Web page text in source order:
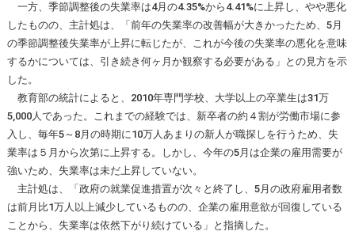
一方、季節調整後の失業率は4月の4.35%から4.41%に上昇し、やや悪化
したものの、主計処は、「前年の失業率の改善幅が大きかったため、5月
の季節調整後失業率が上昇に転じたが、これが今後の失業率の悪化を意味
するかについては、引き続き何ヶ月か観察する必要がある」との見方を示
した。
教育部の統計によると、2010年専門学校、大学以上の卒業生は31万
5,000人であった。これまでの経験では、新卒者の約４割が労働市場に参
入し、毎年5～8月の時期に10万人あまりの新人が職探しを行うため、失
業率は５月から次第に上昇する。しかし、今年の5月は企業の雇用需要が
強いため、失業率は未だ上昇していない。
主計処は、「政府の就業促進措置が次々と終了し、5月の政府雇用者数
は前月比1万人以上減少しているものの、企業の雇用意欲が回復している
ことから、失業率は依然下がり続けている」と指摘した。